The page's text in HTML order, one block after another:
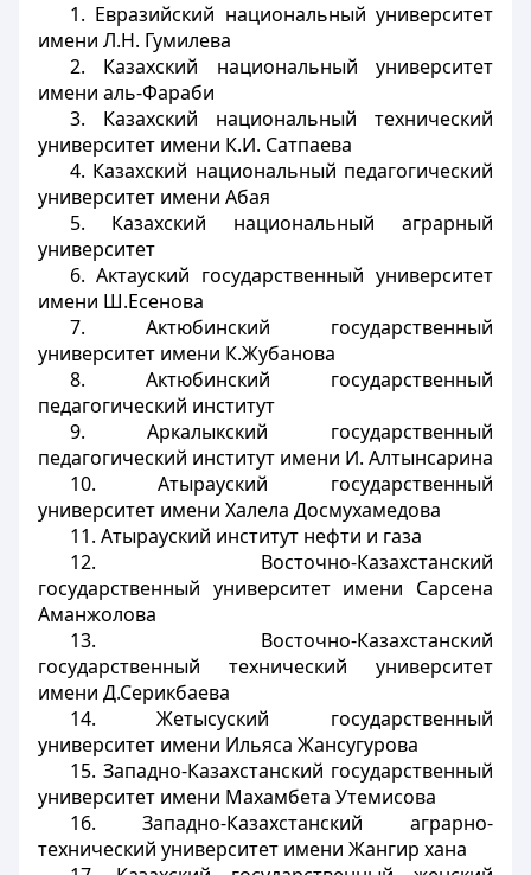
1. Евразийский национальный университет
имени Л.Н. Гумилева
2. Казахский национальный университет
имени аль-Фараби
3. Казахский национальный технический
университет имени К.И. Сатпаева
4. Казахский национальный педагогический
университет имени Абая
5. Казахский национальный аграрный
университет
6. Актауский государственный университет
имени Ш.Есенова
7. Актюбинский государственный
университет имени К.Жубанова
8. Актюбинский государственный
педагогический институт
9. Аркалыкский государственный
педагогический институт имени И. Алтынсарина
10. Атырауский государственный
университет имени Халела Досмухамедова
11. Атырауский институт нефти и газа
12. Восточно-Казахстанский
государственный университет имени Сарсена
Аманжолова
13. Восточно-Казахстанский
государственный технический университет
имени Д.Серикбаева
14. Жетысуский государственный
университет имени Ильяса Жансугурова
15. Западно-Казахстанский государственный
университет имени Махамбета Утемисова
16. Западно-Казахстанский аграрно-
технический университет имени Жангир хана